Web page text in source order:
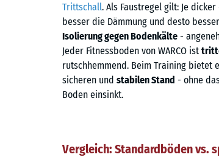
Trittschall. Als Faustregel gilt: Je
besser die Dämmung und desto
Isolierung gegen Bodenkälte -
Jeder Fitnessboden von WARCO ist
rutschhemmend. Beim Training bietet
sicheren und stabilen Stand - ohne
Boden einsinkt.
Vergleich: Standardböden vs.